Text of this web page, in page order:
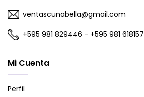
ventascunabella@gmail.com
+595 981 829446 - +595 981 618157
Mi Cuenta
Perfil